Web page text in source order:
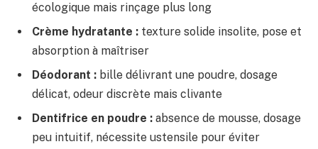
écologique mais rinçage plus long
Crème hydratante : texture solide insolite, pose et
absorption à maîtriser
Déodorant : bille délivrant une poudre, dosage
délicat, odeur discrète mais clivante
Dentifrice en poudre : absence de mousse, dosage
peu intuitif, nécessite ustensile pour éviter